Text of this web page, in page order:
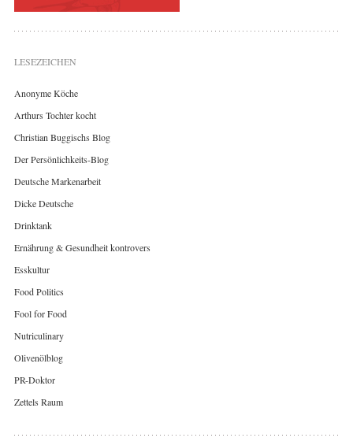
LESEZEICHEN
Anonyme Köche
Arthurs Tochter kocht
Christian Buggischs Blog
Der Persönlichkeits-Blog
Deutsche Markenarbeit
Dicke Deutsche
Drinktank
Ernährung & Gesundheit kontrovers
Esskultur
Food Politics
Fool for Food
Nutriculinary
Olivenölblog
PR-Doktor
Zettels Raum